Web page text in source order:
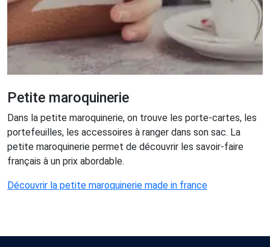
Petite maroquinerie
Dans la petite maroquinerie, on trouve les porte-cartes, les
portefeuilles, les accessoires à ranger dans son sac. La
petite maroquinerie permet de découvrir les savoir-faire
français à un prix abordable.
Découvrir la petite maroquinerie made in france